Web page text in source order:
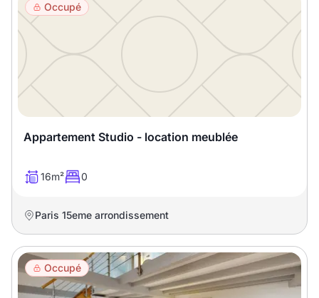
Occupé
Appartement Studio - location meublée
16m² 0
Paris 15eme arrondissement
Occupé